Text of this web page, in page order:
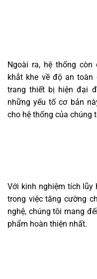
Ngoài ra, hệ thống
khắt khe về độ an toàn
trang thiết bị hiện đại
những yếu tố cơ bản
cho hệ thống của chúng
Với kinh nghiệm tích
trong việc tăng cường
nghệ, chúng tôi mang
phẩm hoàn thiện nhất.